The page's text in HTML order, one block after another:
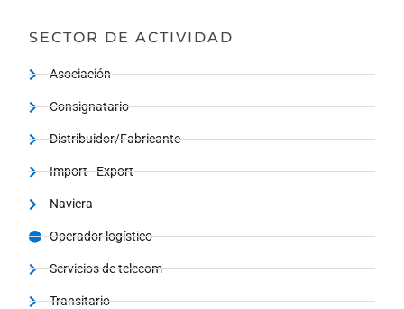
SECTOR DE ACTIVIDAD
Asociación
Consignatario
Distribuidor/Fabricante
Import - Export
Naviera
Operador logístico
Servicios de telecom
Transitario